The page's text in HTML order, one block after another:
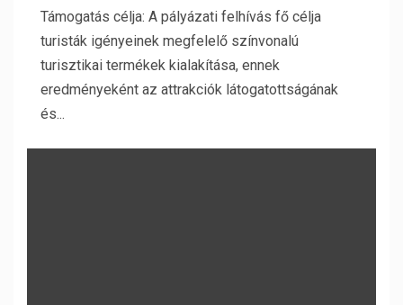
Támogatás célja: A pályázati felhívás fő célja
turisták igényeinek megfelelő színvonalú
turisztikai termékek kialakítása, ennek
eredményeként az attrakciók látogatottságának
és...